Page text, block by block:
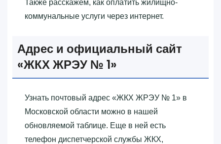
Также расскажем, как оплатить жилищно-
коммунальные услуги через интернет.
Адрес и официальный сайт
«‎ЖКХ ЖРЭУ № 1»‎
Узнать почтовый адрес «‎ЖКХ ЖРЭУ № 1»‎ в
Московской области можно в нашей
обновляемой таблице. Еще в ней есть
телефон диспетчерской службы ЖКХ,